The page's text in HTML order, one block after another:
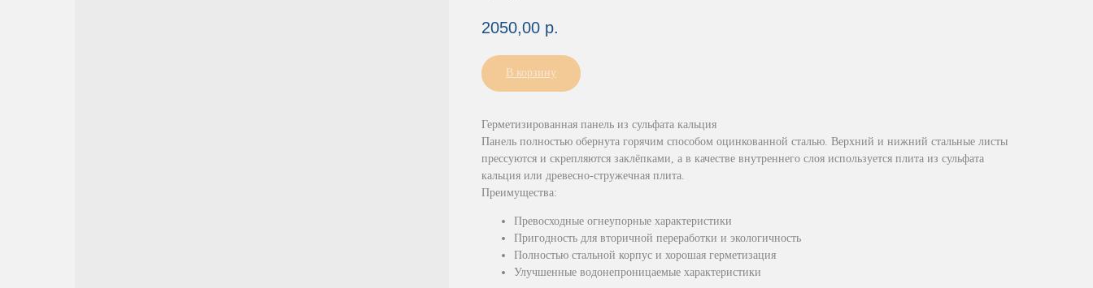
2050,00 р.
В корзину
Герметизированная панель из сульфата кальция
Панель полностью обернута горячим способом оцинкованной сталью. Верхний и нижний стальные листы
прессуются и скрепляются заклёпками, а в качестве внутреннего слоя используется плита из сульфата
кальция или древесно-стружечная плита.
Преимущества:
Превосходные огнеупорные характеристики
Пригодность для вторичной переработки и экологичность
Полностью стальной корпус и хорошая герметизация
Улучшенные водонепроницаемые характеристики